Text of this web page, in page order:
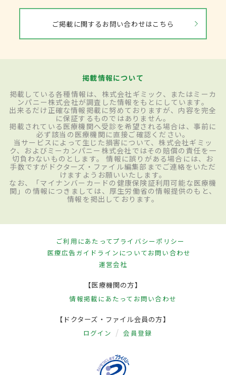
ご掲載に関するお問い合わせはこちら
掲載情報について
掲載している各種情報は、株式会社ギミック、またはミーカ
ンパニー株式会社が調査した情報をもとにしています。
出来るだけ正確な情報掲載に努めておりますが、内容を完全
に保証するものではありません。
掲載されている医療機関へ受診を希望される場合は、事前に
必ず該当の医療機関に直接ご確認ください。
当サービスによって生じた損害について、株式会社ギミッ
ク、およびミーカンパニー株式会社ではその賠償の責任を一
切負わないものとします。 情報に誤りがある場合には、お
手数ですがドクターズ・ファイル編集部までご連絡をいただ
けますようお願いいたします。
なお、「マイナンバーカードの健康保険証利用可能な医療機
関」の情報につきましては、厚生労働省の情報提供のもと、
情報を掲出しております。
ご利用にあたってプライバシーポリシー
医療広告ガイドラインについてお問い合わせ
運営会社
【医療機関の方】
情報掲載にあたって お問い合わせ
【ドクターズ・ファイル会員の方】
ログイン 会員登録